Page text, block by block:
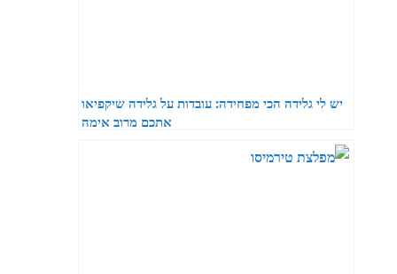
יש לי גלידה הכי מפחידה: עובדות על גלידה שיקפיאו
אתכם מרוב אימה